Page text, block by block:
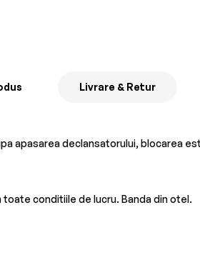
Livrare & Retur
apasarea declansatorului, blocarea
conditiile de lucru. Banda din otel.